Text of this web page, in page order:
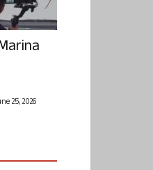
25, 2026